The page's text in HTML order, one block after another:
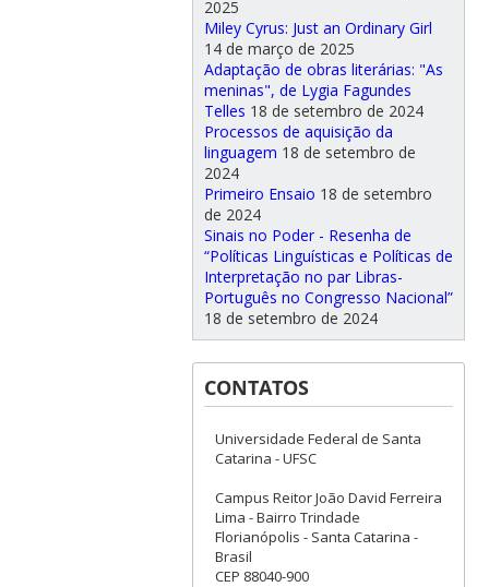
2025
Miley Cyrus: Just an Ordinary Girl
14 de março de 2025
Adaptação de obras literárias: "As
meninas", de Lygia Fagundes
Telles 18 de setembro de 2024
Processos de aquisição da
linguagem 18 de setembro de
2024
Primeiro Ensaio 18 de setembro
de 2024
Sinais no Poder - Resenha de
“Políticas Linguísticas e Políticas de
Interpretação no par Libras-
Português no Congresso Nacional”
18 de setembro de 2024
CONTATOS
Universidade Federal de Santa
Catarina - UFSC
Campus Reitor João David Ferreira
Lima - Bairro Trindade
Florianópolis - Santa Catarina -
Brasil
CEP 88040-900